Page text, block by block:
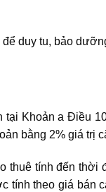
duy tu, bảo
Khoản a Điều
bằng 2% giá trị
thuê tính đến
tính theo giá bán